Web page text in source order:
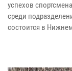
успехов
среди
состоится в